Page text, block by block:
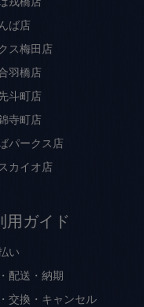
ば店
ス梅田店
羽橋店
斗町店
寺町店
パークス店
カイオ店
用ガイド
い
配送・納期
交換・キャンセル